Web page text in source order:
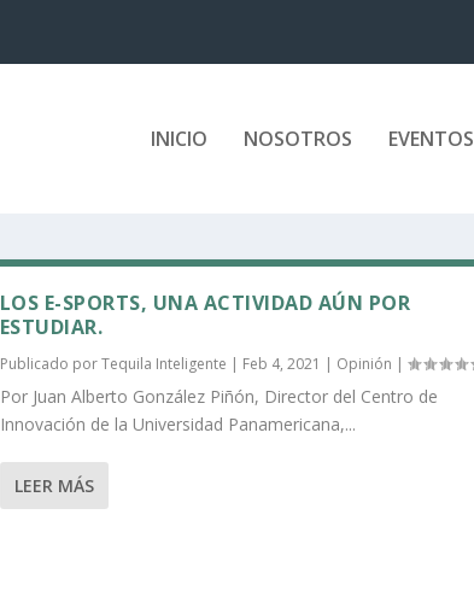
INICIO NOSOTROS EVENTOS
LOS E-SPORTS, UNA ACTIVIDAD AÚN POR
ESTUDIAR.
Publicado porTequila Inteligente | Feb 4, 2021 | Opinión |
Por Juan Alberto González Piñón, Director del Centro de
Innovación de la Universidad Panamericana,...
LEER MÁS